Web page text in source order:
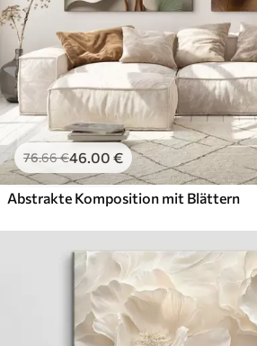
76.66€46.00 €
Abstrakte Komposition mit Blättern